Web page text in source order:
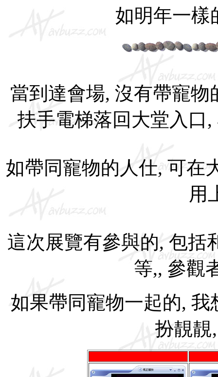
如明年一樣
當到達會場, 沒有帶寵
扶手電梯落回大堂入口
如帶同寵物的人仕, 可在
用
這次展覽有參與的, 包括
等,, 參觀
如果帶同寵物一起的,
扮靚靚